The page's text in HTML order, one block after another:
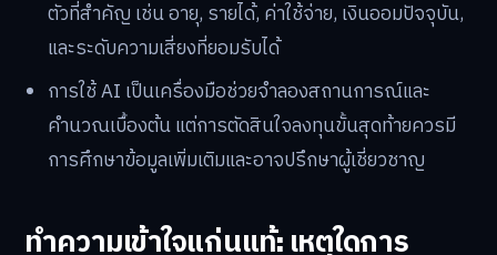
ตัวที่สำคัญ เช่น อายุ, รายได้, ค่าใช้จ่าย, เงินออมปัจจุบัน,
และระดับความเสี่ยงที่ยอมรับได้
การใช้ AI เป็นเครื่องมือช่วยจำลองสถานการณ์และ
คำนวณเบื้องต้น แต่การตัดสินใจลงทุนขั้นสุดท้ายควรมี
การศึกษาข้อมูลเพิ่มเติมและอาจปรึกษาผู้เชี่ยวชาญ
ทำความเข้าใจแก่นแท้: เหตุใดการ